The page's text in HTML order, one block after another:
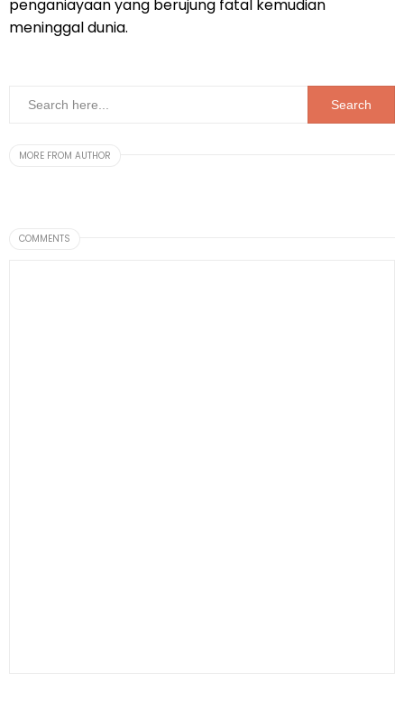
penganiayaan yang berujung fatal kemudian
meninggal dunia.
MORE FROM AUTHOR
COMMENTS